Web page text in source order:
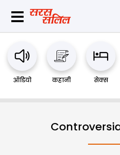
ऑडियो कहानी सेक्स